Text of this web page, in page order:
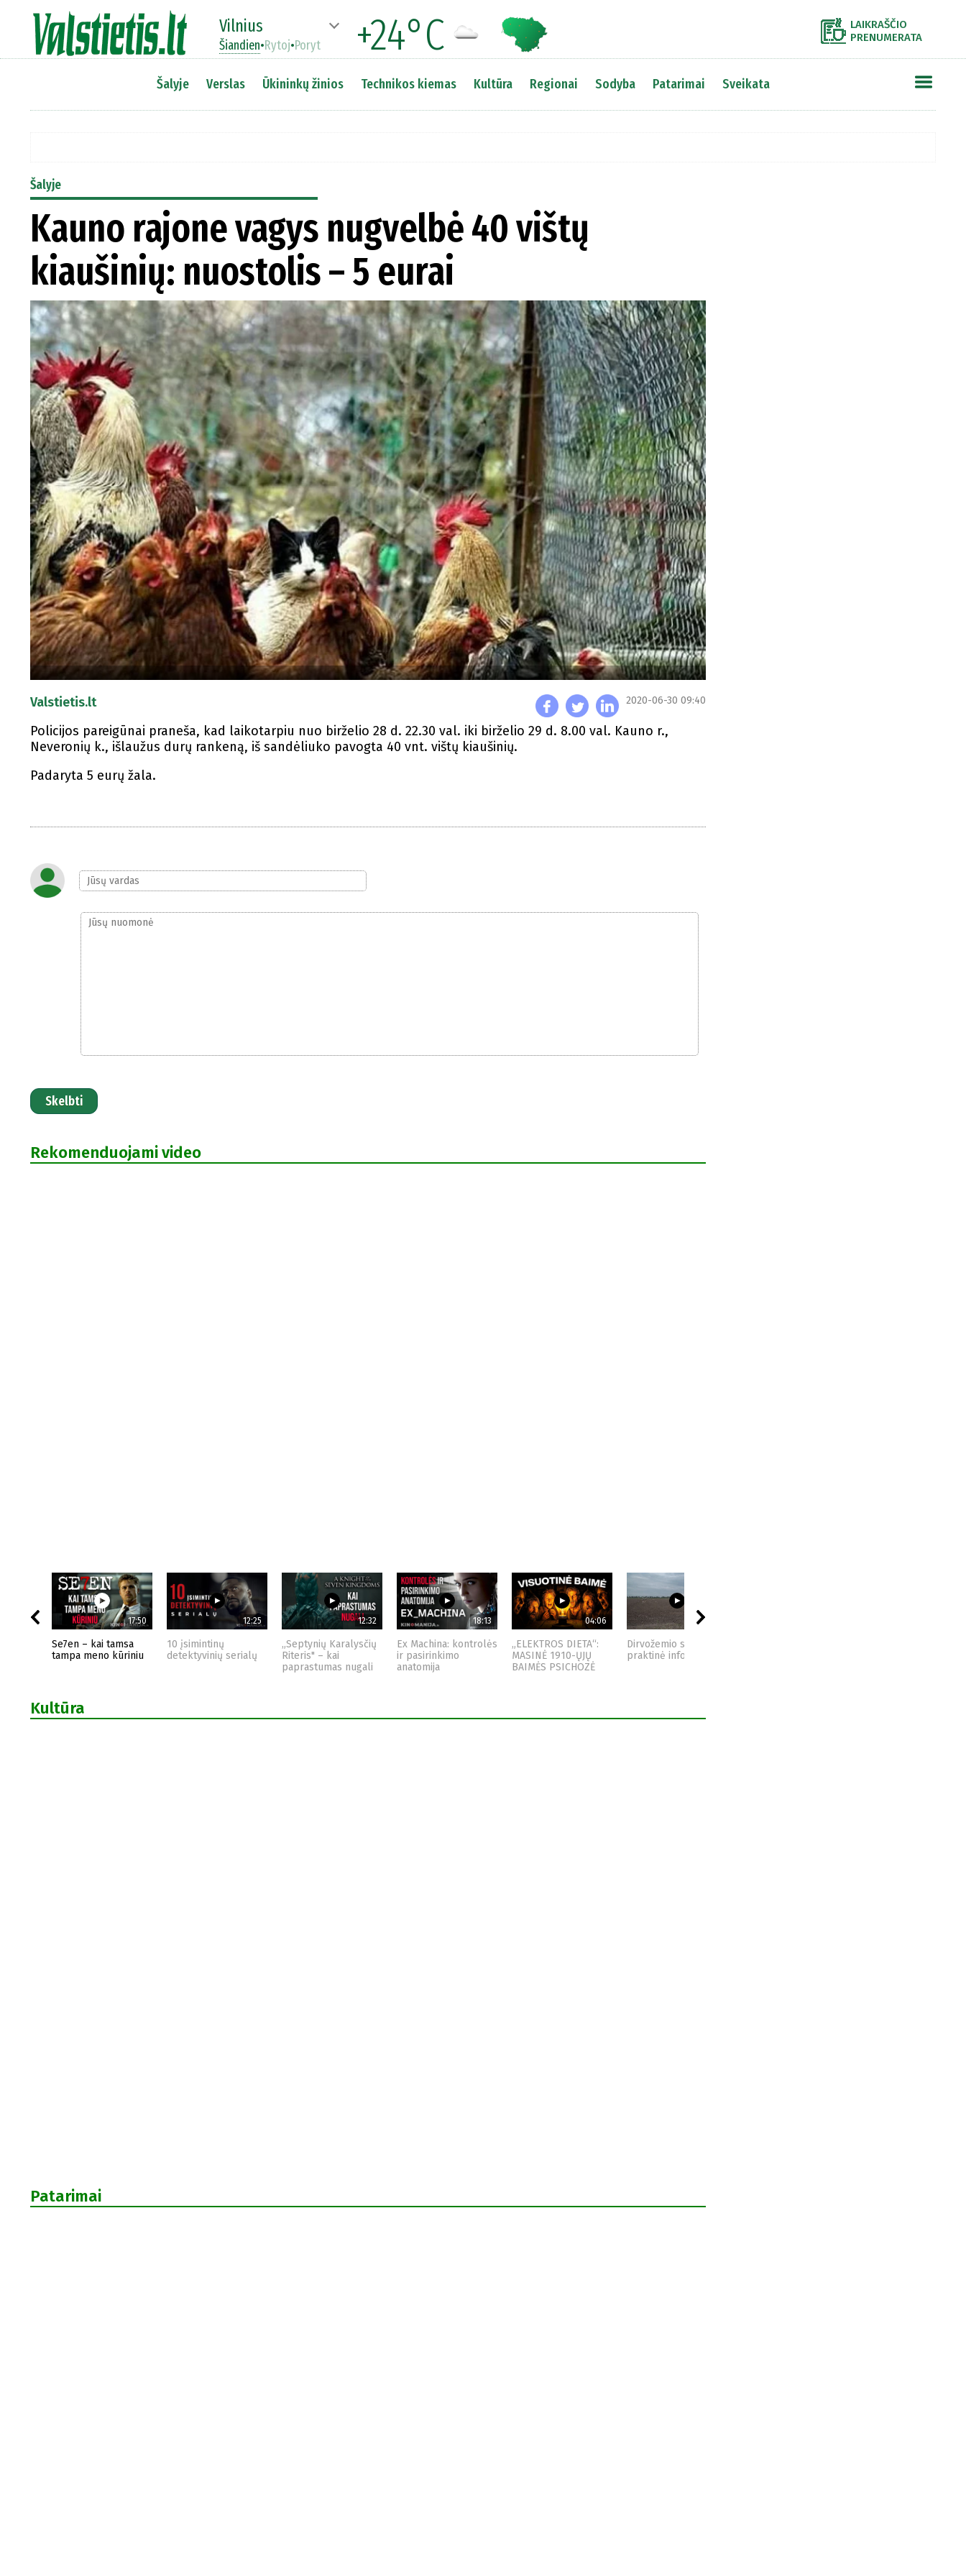
Vilnius +24°C
Šiandien•Rytoj•Poryt
LAIKRAŠČIO
PRENUMERATA
Šalyje Verslas Ūkininkų žinios Technikos kiemas Kultūra Regionai Sodyba Patarimai Sveikata
Šalyje
Kauno rajone vagys nugvelbė 40 vištų
kiaušinių: nuostolis – 5 eurai
Valstietis.lt 2020-06-30 09:40
Policijos pareigūnai praneša, kad laikotarpiu nuo birželio 28 d. 22.30 val. iki birželio 29 d. 8.00 val. Kauno r.,
Neveronių k., išlaužus durų rankeną, iš sandėliuko pavogta 40 vnt. vištų kiaušinių.
Padaryta 5 eurų žala.
Skelbti
Rekomenduojami video
17:50
Se7en – kai tamsa
tampa meno kūriniu
12:25
10 įsimintinų
detektyvinių serialų
12:32
„Septynių Karalysčių
Riteris" – kai
paprastumas nugali
18:13
Ex Machina: kontrolės
ir pasirinkimo
anatomija
04:06
„ELEKTROS DIETA“:
MASINĖ 1910-ŲJŲ
BAIMĖS PSICHOZĖ
03:23
Dirvožemio sveikata -
praktinė informacija
Kultūra
Patarimai